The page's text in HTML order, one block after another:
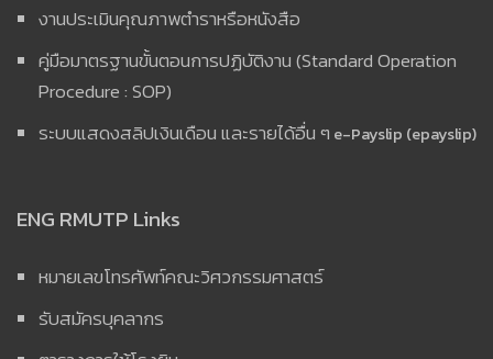
งานประเมินคุณภาพตำราหรือหนังสือ
คู่มือมาตรฐานขั้นตอนการปฏิบัติงาน (Standard Operation
Procedure : SOP)
ระบบแสดงสลิปเงินเดือน และรายได้อื่น ๆ e-Payslip (epayslip)
ENG RMUTP Links
หมายเลขโทรศัพท์คณะวิศวกรรมศาสตร์
รับสมัครบุคลากร